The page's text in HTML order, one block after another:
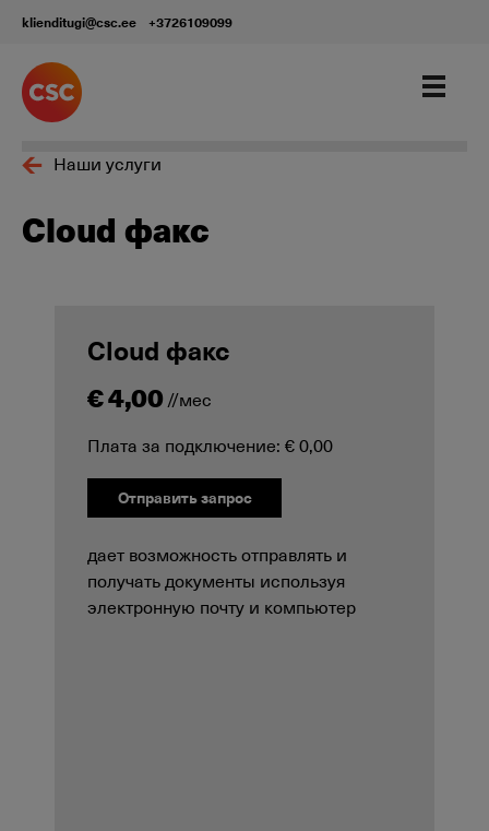
klienditugi@csc.ee +3726109099
Наши услуги
Cloud факс
Cloud факс
€ 4,00 //мес
Плата за подключение: € 0,00
Отправить запрос
дает возможность отправлять и
получать документы используя
электронную почту и компьютер